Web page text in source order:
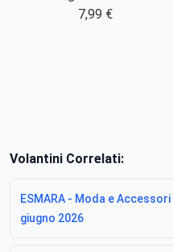
7,99 €
Volantini Correlati:
ESMARA - Moda e
giugno 2026